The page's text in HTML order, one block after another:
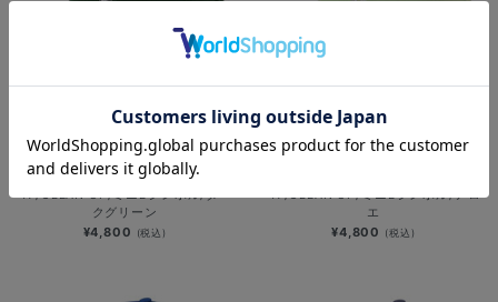
NEW 再入荷
’47/CLEAN UP/ミニBシンボル/ダー
クグリーン
¥4,800 (税込)
’47/CLEAN UP/ミニBシンボル/アロ
エ
¥4,800 (税込)